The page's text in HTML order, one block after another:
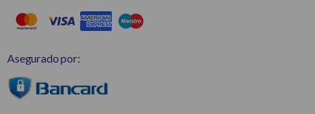
Asegurado por: